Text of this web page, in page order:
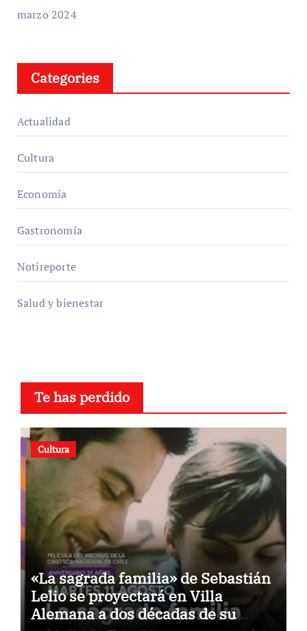
marzo 2024
Categories
Actualidad
Cultura
Economía
Gastronomía
Notireporte
Salud y bienestar
Te has perdido
Cultura
«La sagrada familia» de Sebastián
Lelio se proyectará en Villa
Alemana a dos décadas de su